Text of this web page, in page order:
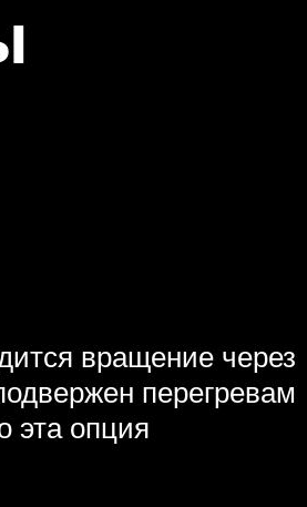
вращение через
перегревам
эта опция